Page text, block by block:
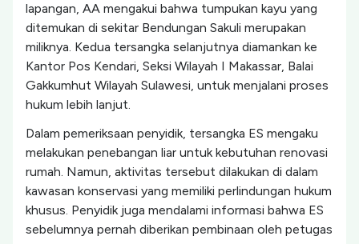
lapangan, AA mengakui bahwa tumpukan kayu yang
ditemukan di sekitar Bendungan Sakuli merupakan
miliknya. Kedua tersangka selanjutnya diamankan ke
Kantor Pos Kendari, Seksi Wilayah I Makassar, Balai
Gakkumhut Wilayah Sulawesi, untuk menjalani proses
hukum lebih lanjut.
Dalam pemeriksaan penyidik, tersangka ES mengaku
melakukan penebangan liar untuk kebutuhan renovasi
rumah. Namun, aktivitas tersebut dilakukan di dalam
kawasan konservasi yang memiliki perlindungan hukum
khusus. Penyidik juga mendalami informasi bahwa ES
sebelumnya pernah diberikan pembinaan oleh petugas